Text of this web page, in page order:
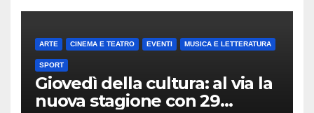
ARTE CINEMA E TEATRO EVENTI MUSICA E LETTERATURA
SPORT
Giovedì della cultura: al via la
nuova stagione con 29